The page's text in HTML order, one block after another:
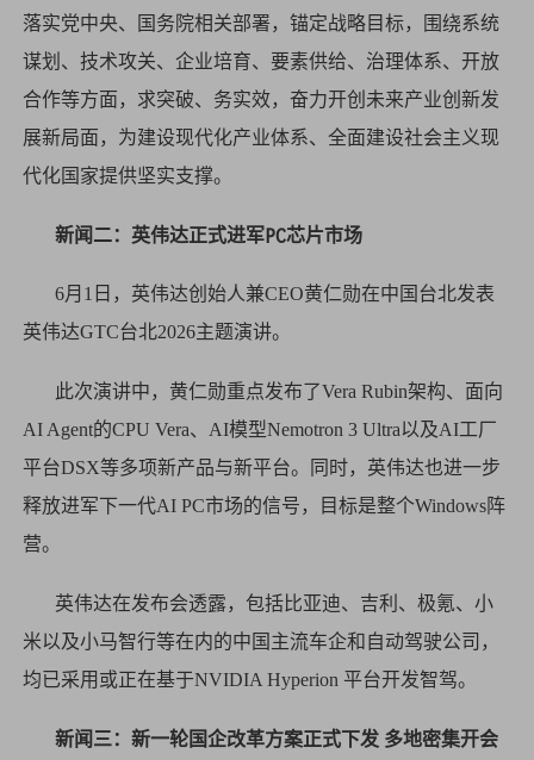
落实党中央、国务院相关部署，锚定战略目标，围绕系统
谋划、技术攻关、企业培育、要素供给、治理体系、开放
合作等方面，求突破、务实效，奋力开创未来产业创新发
展新局面，为建设现代化产业体系、全面建设社会主义现
代化国家提供坚实支撑。
新闻二：英伟达正式进军PC芯片市场
6月1日，英伟达创始人兼CEO黄仁勋在中国台北发表
英伟达GTC台北2026主题演讲。
此次演讲中，黄仁勋重点发布了Vera Rubin架构、面向
AI Agent的CPU Vera、AI模型Nemotron 3 Ultra以及AI工厂
平台DSX等多项新产品与新平台。同时，英伟达也进一步
释放进军下一代AI PC市场的信号，目标是整个Windows阵
营。
英伟达在发布会透露，包括比亚迪、吉利、极氪、小
米以及小马智行等在内的中国主流车企和自动驾驶公司，
均已采用或正在基于NVIDIA Hyperion 平台开发智驾。
新闻三：新一轮国企改革方案正式下发 多地密集开会